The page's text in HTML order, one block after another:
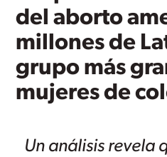
del aborto
millones de
grupo más
mujeres de
Un análisis revela